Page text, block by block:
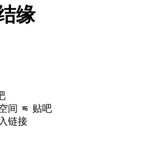
缘
间 贴吧
链接